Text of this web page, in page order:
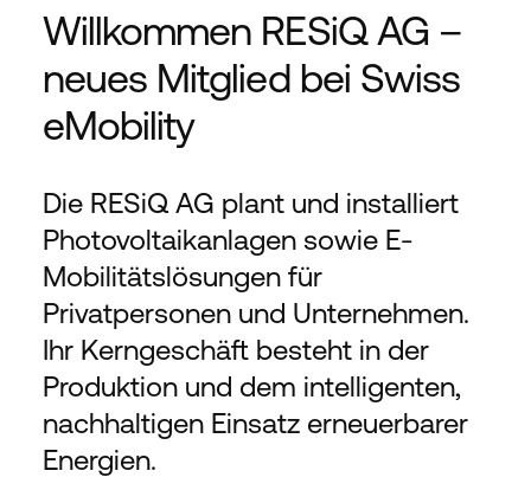
Willkommen RESiQ AG –
neues Mitglied bei Swiss
eMobility
Die RESiQ AG plant und installiert
Photovoltaikanlagen sowie E-
Mobilitätslösungen für
Privatpersonen und Unternehmen.
Ihr Kerngeschäft besteht in der
Produktion und dem intelligenten,
nachhaltigen Einsatz erneuerbarer
Energien.